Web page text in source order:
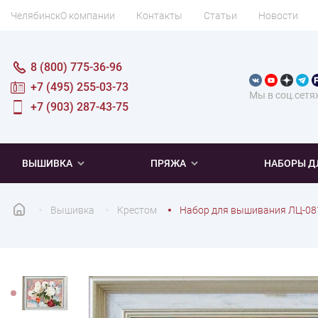
ЧелябинскО компании Контакты Статьи Новости
Мы в
8 (800) 775-36-96
+7 (495) 255-03-73
+7 (903) 287-43-75
ВЫШИВКА ПРЯЖА НАБОРЫ
Вышивка Крестом Набор для вышивания ЛЦ-